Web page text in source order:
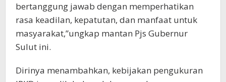
bertanggung jawab dengan memperhatikan
rasa keadilan, kepatutan, dan manfaat untuk
masyarakat,”ungkap mantan Pjs Gubernur
Sulut ini.
Dirinya menambahkan, kebijakan pengukuran